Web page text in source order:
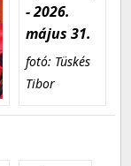
- 2026.
május 31.
fotó: Tüskés
Tibor